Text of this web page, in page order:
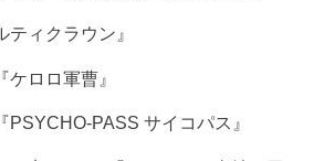
ィクラウン』
ケロロ軍曹』
PASS サイコパス』